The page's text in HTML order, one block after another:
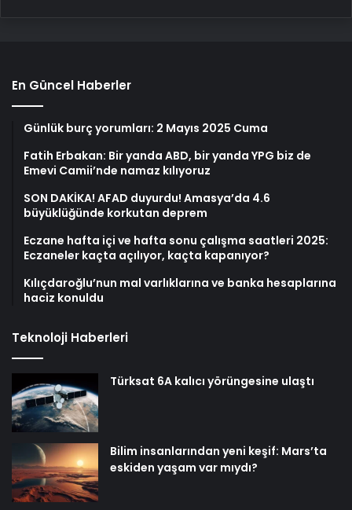
En Güncel Haberler
Günlük burç yorumları: 2 Mayıs 2025 Cuma
Fatih Erbakan: Bir yanda ABD, bir yanda YPG biz de
Emevi Camii’nde namaz kılıyoruz
SON DAKİKA! AFAD duyurdu! Amasya’da 4.6
büyüklüğünde korkutan deprem
Eczane hafta içi ve hafta sonu çalışma saatleri 2025:
Eczaneler kaçta açılıyor, kaçta kapanıyor?
Kılıçdaroğlu’nun mal varlıklarına ve banka hesaplarına
haciz konuldu
Teknoloji Haberleri
Türksat 6A kalıcı yörüngesine ulaştı
Bilim insanlarından yeni keşif: Mars’ta
eskiden yaşam var mıydı?